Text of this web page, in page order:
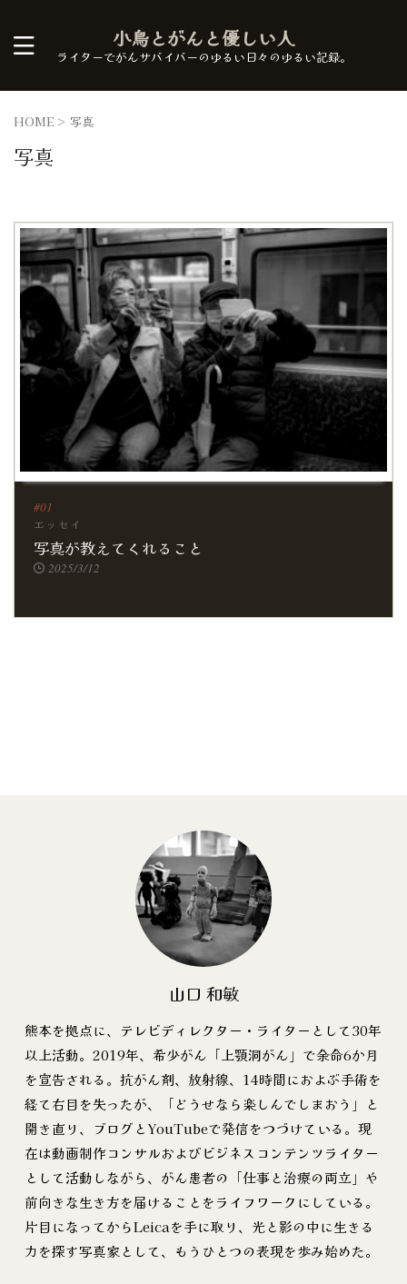
小鳥とがんと優しい人
ライターでがんサバイバーのゆるい日々のゆるい記録。
HOME > 写真
写真
エッセイ
写真が教えてくれること
2025/3/12
山口 和敏
熊本を拠点に、テレビディレクター・ライターとして30年
以上活動。2019年、希少がん「上顎洞がん」で余命6か月
を宣告される。抗がん剤、放射線、14時間におよぶ手術を
経て右目を失ったが、「どうせなら楽しんでしまおう」と
開き直り、ブログとYouTubeで発信をつづけている。現
在は動画制作コンサルおよびビジネスコンテンツライター
として活動しながら、がん患者の「仕事と治療の両立」や
前向きな生き方を届けることをライフワークにしている。
片目になってからLeicaを手に取り、光と影の中に生きる
力を探す写真家として、もうひとつの表現を歩み始めた。